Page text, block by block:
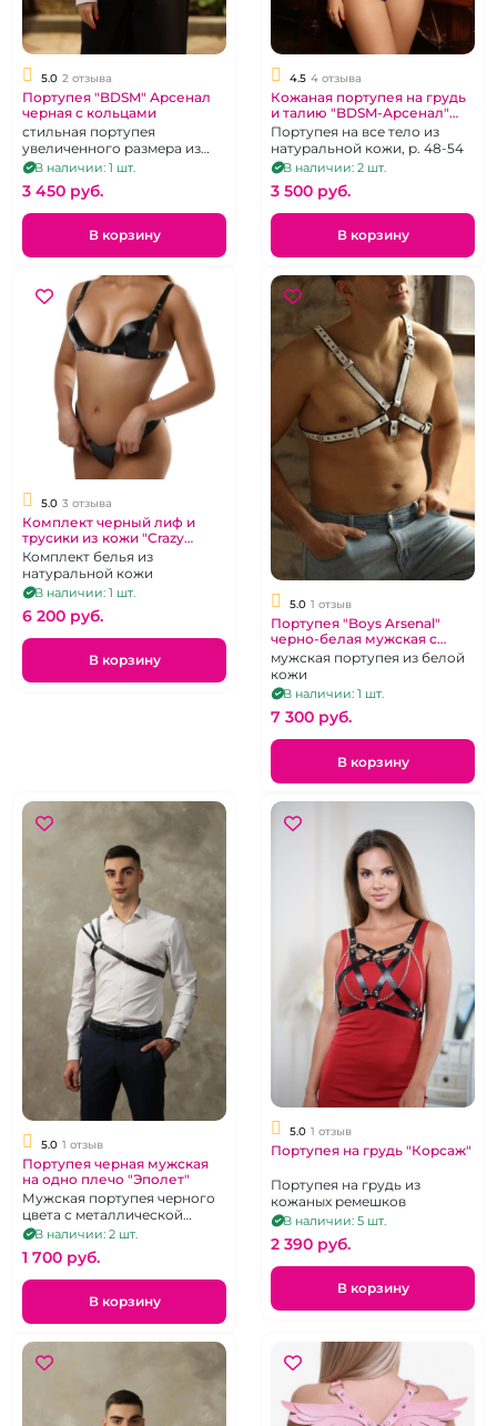
5.0 2 отзыва
Портупея "BDSM" Арсенал
черная с кольцами
стильная портупея
увеличенного размера из
натуральной кожи, для
большой груди
В наличии: 1 шт.
3 450 pуб.
В корзину
4.5 4 отзыва
Кожаная портупея на грудь
и талию "BDSM-Арсенал"
черная
Портупея на все тело из
натуральной кожи, р. 48-54
В наличии: 2 шт.
3 500 pуб.
В корзину
5.0 3 отзыва
Комплект черный лиф и
трусики из кожи "Crazy
Handmade"
Комплект белья из
натуральной кожи
В наличии: 1 шт.
6 200 pуб.
В корзину
5.0 1 отзыв
Портупея "Boys Arsenal"
черно-белая мужская с
кольцом
мужская портупея из белой
кожи
В наличии: 1 шт.
7 300 pуб.
В корзину
5.0 1 отзыв
Портупея черная мужская
на одно плечо "Эполет"
Мужская портупея черного
цвета с металлической
фурнитурой
В наличии: 2 шт.
1 700 pуб.
В корзину
5.0 1 отзыв
Портупея на грудь "Корсаж"
Портупея на грудь из
кожаных ремешков
В наличии: 5 шт.
2 390 pуб.
В корзину